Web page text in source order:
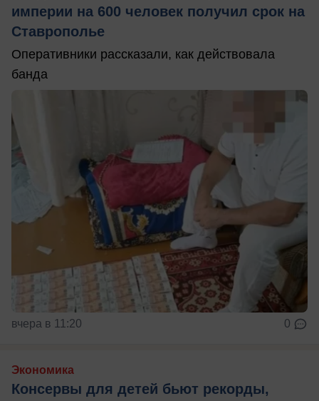
империи на 600 человек получил срок на
Ставрополье
Оперативники рассказали, как действовала
банда
вчера в 11:20 0
Экономика
Консервы для детей бьют рекорды,